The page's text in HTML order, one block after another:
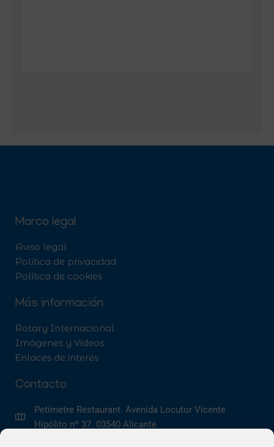
Marco legal
Aviso legal
Política de privacidad
Política de cookies
Más información
Rotary Internacional
Imágenes y Vídeos
Enlaces de interés
Contacto
Petímetre Restaurant. Avenida Locutor Vicente
Hipólito nº 37. 03540 Alicante